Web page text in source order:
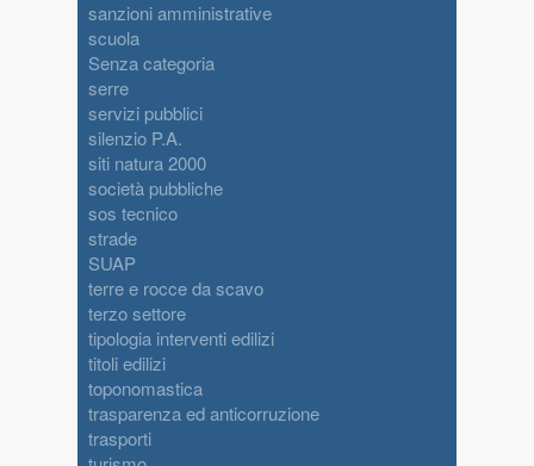
sanzioni amministrative
scuola
Senza categoria
serre
servizi pubblici
silenzio P.A.
siti natura 2000
società pubbliche
sos tecnico
strade
SUAP
terre e rocce da scavo
terzo settore
tipologia interventi edilizi
titoli edilizi
toponomastica
trasparenza ed anticorruzione
trasporti